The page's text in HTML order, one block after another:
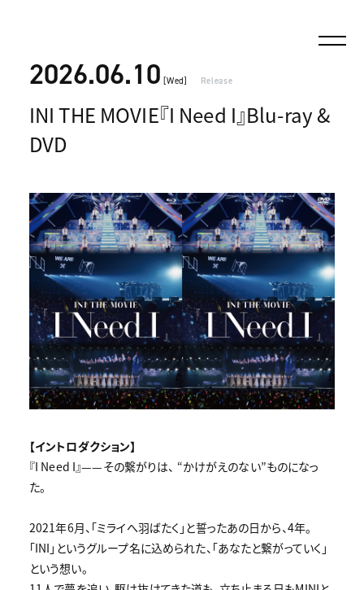
2026.06.10 [Wed] Release
INI THE MOVIE『I Need I』Blu-ray &
DVD
【イントロダクション】
『I Need I』——その繋がりは、 “かけがえのない”ものになっ
た。
2021年6月、「ミライへ羽ばたく」と誓ったあの日から、4年。
「INI」というグループ名に込められた、「あなたと繋がっていく」
という想い。